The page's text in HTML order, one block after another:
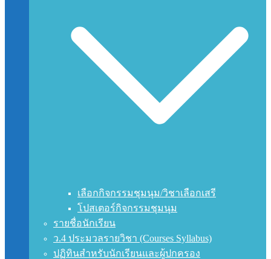
เลือกกิจกรรมชุมนุม/วิชาเลือกเสรี
โปสเตอร์กิจกรรมชุมนุม
รายชื่อนักเรียน
ว.4 ประมวลรายวิชา (Courses Syllabus)
ปฏิทินสำหรับนักเรียนและผู้ปกครอง